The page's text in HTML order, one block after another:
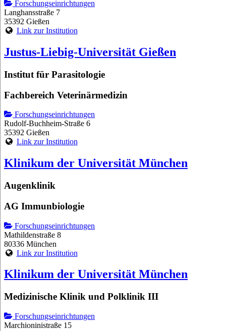
Forschungseinrichtungen
Langhansstraße 7
35392 Gießen
Link zur Institution
Justus-Liebig-Universität Gießen
Institut für Parasitologie
Fachbereich Veterinärmedizin
Forschungseinrichtungen
Rudolf-Buchheim-Straße 6
35392 Gießen
Link zur Institution
Klinikum der Universität München
Augenklinik
AG Immunbiologie
Forschungseinrichtungen
Mathildenstraße 8
80336 München
Link zur Institution
Klinikum der Universität München
Medizinische Klinik und Polklinik III
Forschungseinrichtungen
Marchioninistraße 15